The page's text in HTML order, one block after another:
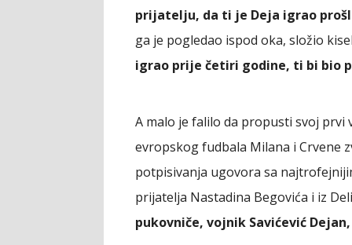
prijatelju, da ti je Deja igrao
ga je pogledao ispod oka, složio
igrao prije četiri godine, ti bi bio
A malo je falilo da propusti svoj
evropskog fudbala Milana i Crvene
potpisivanja ugovora sa
prijatelja Nastadina Begovića i iz
pukovniče, vojnik Savićević